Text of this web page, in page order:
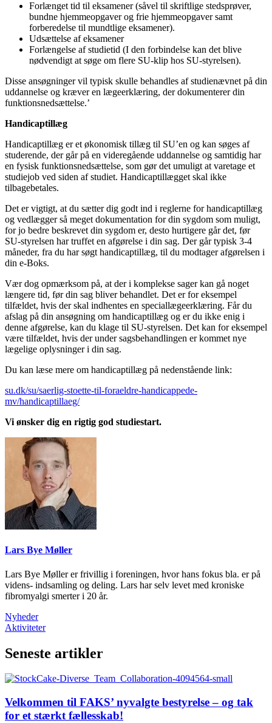
Forlænget tid til eksamener (såvel til skriftlige stedsprøver,
bundne hjemmeopgaver og frie hjemmeopgaver samt
forberedelse til mundtlige eksamener).
Udsættelse af eksamener
Forlængelse af studietid (I den forbindelse kan det blive
nødvendigt at søge om flere SU-klip hos SU-styrelsen).
Disse ansøgninger vil typisk skulle behandles af studienævnet på din
uddannelse og kræver en lægeerklæring, der dokumenterer din
funktionsnedsættelse.’
Handicaptillæg
Handicaptillæg er et økonomisk tillæg til SU’en og kan søges af
studerende, der går på en videregående uddannelse og samtidig har
en fysisk funktionsnedsættelse, som gør det umuligt at varetage et
studiejob ved siden af studiet. Handicaptillægget skal ikke
tilbagebetales.
Det er vigtigt, at du sætter dig godt ind i reglerne for handicaptillæg
og vedlægger så meget dokumentation for din sygdom som muligt,
for jo bedre beskrevet din sygdom er, desto hurtigere går det, før
SU-styrelsen har truffet en afgørelse i din sag. Der går typisk 3-4
måneder, fra du har søgt handicaptillæg, til du modtager afgørelsen i
din e-Boks.
Vær dog opmærksom på, at der i komplekse sager kan gå noget
længere tid, før din sag bliver behandlet. Det er for eksempel
tilfældet, hvis der skal indhentes en speciallægeerklæring. Får du
afslag på din ansøgning om handicaptillæg og er du ikke enig i
denne afgørelse, kan du klage til SU-styrelsen. Det kan for eksempel
være tilfældet, hvis der under sagsbehandlingen er kommet nye
lægelige oplysninger i din sag.
Du kan læse mere om handicaptillæg på nedenstående link:
su.dk/su/saerlig-stoette-til-foraeldre-handicappede-
mv/handicaptillaeg/
Vi ønsker dig en rigtig god studiestart.
Lars Bye Møller
Lars Bye Møller er frivillig i foreningen, hvor hans fokus bla. er på
videns- indsamling og deling. Lars har selv levet med kroniske
fibromyalgi smerter i 20 år.
Nyheder
Aktiviteter
Seneste artikler
Velkommen til FAKS’ nyvalgte bestyrelse – og tak
for et stærkt fællesskab!